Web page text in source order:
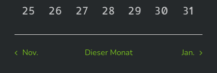
0
25
0
26
0
27
0
28
0
29
0
30
0
31
Nov. Dieser Monat Jan.